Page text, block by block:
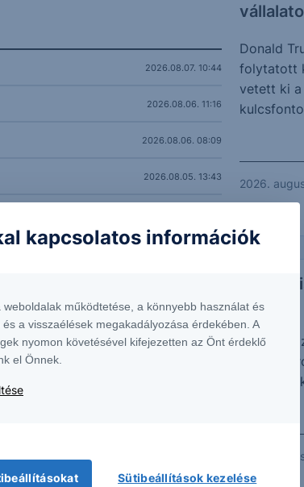
2026.08.07. 10:44
2026.08.06. 11:16
2026.08.06. 08:09
2026.08.05. 13:43
2026.08.04. 10:59
2026.08.03. 10:45
Donald
folytatott
vetett ki a
2026.
PIACI HÍREK
Ma
is ért a
chip
2026.
kapcsolatos információk
működtetése, a könnyebb használat és
a visszaélések megakadályozása érdekében. A
nyomon követésével kifejezetten az Önt érdeklő
el Önnek.
Sütibeállítások kezelése